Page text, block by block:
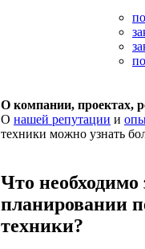
О компании, проектах,
О нашей репутации и
техники можно узнать
Что необходимо
планировании
техники?